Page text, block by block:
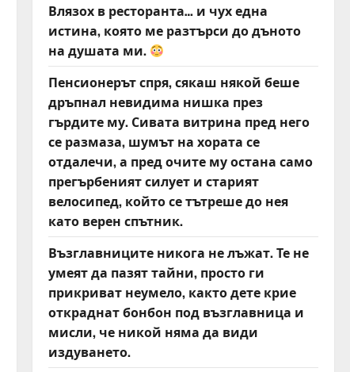
Влязох в ресторанта… и чух една
истина, която ме разтърси до дъното
на душата ми.
Пенсионерът спря, сякаш някой беше
дръпнал невидима нишка през
гърдите му. Сивата витрина пред него
се размаза, шумът на хората се
отдалечи, а пред очите му остана само
прегърбеният силует и старият
велосипед, който се тътреше до нея
като верен спътник.
Възглавниците никога не лъжат. Те не
умеят да пазят тайни, просто ги
прикриват неумело, както дете крие
откраднат бонбон под възглавница и
мисли, че никой няма да види
издуването.